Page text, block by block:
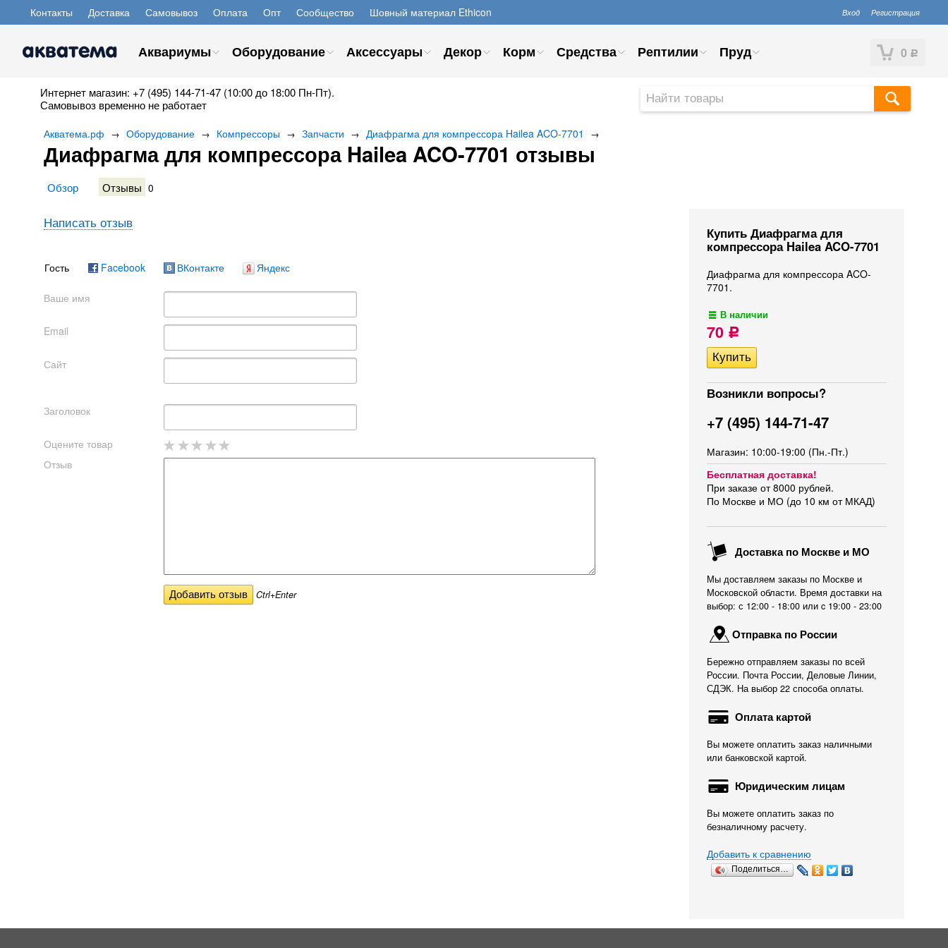
Контакты Доставка Самовывоз Оплата Опт Сообщество Шовный материал Ethicon Вход Регистрация
0 Р
Аквариумы Оборудование Аксессуары Декор Корм Средства Рептилии Пруд
Интернет магазин: +7 (495) 144-71-47 (10:00 до 18:00 Пн-Пт).
Самовывоз временно не работает
Акватема.рф → Оборудование → Компрессоры → Запчасти → Диафрагма для компрессора Hailea ACO-7701 →
Диафрагма для компрессора Hailea ACO-7701 отзывы
Обзор Отзывы 0
Купить Диафрагма для
компрессора Hailea ACO-7701
Диафрагма для компрессора ACO-
7701.
В наличии
70 Р
Возникли вопросы?
+7 (495) 144-71-47
Магазин: 10:00-19:00 (Пн.-Пт.)
Бесплатная доставка!
При заказе от 8000 рублей.
По Москве и МО (до 10 км от МКАД)
Доставка по Москве и МО
Мы доставляем заказы по Москве и
Московской области. Время доставки на
выбор: с 12:00 - 18:00 или c 19:00 - 23:00
Отправка по России
Бережно отправляем заказы по всей
России. Почта России, Деловые Линии,
СДЭК. На выбор 22 способа оплаты.
Оплата картой
Вы можете оплатить заказ наличными
или банковской картой.
Юридическим лицам
Вы можете оплатить заказ по
безналичному расчету.
Добавить к сравнению
Поделиться…
Написать отзыв
Гость Facebook ВКонтакте Яндекс
Ваше имя
Email
Сайт
Заголовок
Оцените товар
Отзыв
Ctrl+Enter